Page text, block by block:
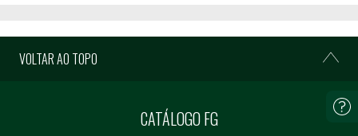
VOLTAR AO TOPO
CATÁLOGO FG